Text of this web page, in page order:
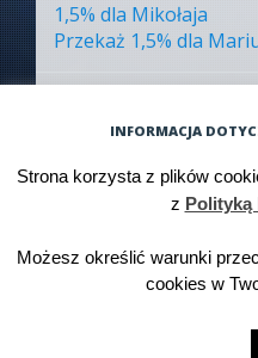
1,5% dla Mikołaja
Przekaż 1,5% dla
Dumnie wspierane przez
Motyw: Big Brother. Autor
INFORMACJA
Strona korzysta z plików
z Polityką
Możesz określić warunki
cookies w